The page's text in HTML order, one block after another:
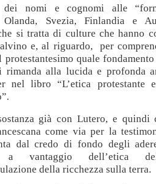
dei nomi e cognomi alle
Olanda, Svezia, Finlandia e
si tratta di culture che hanno
e, al riguardo, per
protestantesimo quale
rimanda alla lucida e profonda
nel libro “L’etica
già con Lutero, e quindi
come via per la
dal credo di fondo degli
a vantaggio dell’etica
della ricchezza sulla terra.